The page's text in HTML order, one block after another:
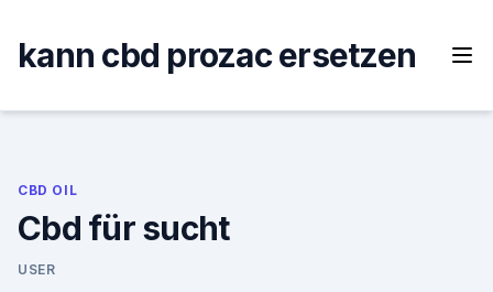
content
kann cbd prozac ersetzen
CBD OIL
Cbd für sucht
USER